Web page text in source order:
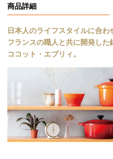
■サイズ20
人数：3～5人分
炊飯：5合まで
カレー：約12皿分
＊インナーリッドは別売りです。別売
＊炊飯の目安：5合まで
＊内側はブラックマットホーローです。
＊ツマミのカラーは画像でご確認くだ
＊ステンレス製のシルバー以外のツマミ(ゴールド、ライトゴールド、カッパー等)
商品詳細
日本人のライフスタイルに合わ
フランスの職人と共に開発した
ココット・エブリィ。